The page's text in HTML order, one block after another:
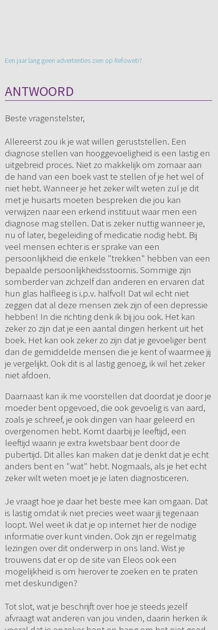
Een jaar lang geen advertenties zien op Refoweb?
ANTWOORD
Beste vragenstelster,
Allereerst zou ik je wat willen geruststellen. Een
diagnose stellen van hooggevoeligheid is een lastig en
uitgebreid proces. Niet zo makkelijk om zomaar aan
de hand van een boek vast te stellen of je het wel of
niet hebt. Wanneer je het zeker wilt weten zul je dit
met je huisarts moeten bespreken die jou kan
verwijzen naar een erkend instituut waar men een
diagnose mag stellen. Dat is zeker nuttig wanneer je,
nu of later, begeleiding of medicatie nodig hebt. Bij
veel mensen echter is er sprake van een
persoonlijkheid die enkele "trekken" hebben van een
bepaalde persoonlijkheidsstoornis. Sommige zijn
somberder van zichzelf dan anderen en ervaren dat
hun glas halfleeg is i.p.v. halfvol! Dat wil echt niet
zeggen dat al deze mensen ziek zijn of een depressie
hebben! In die richting denk ik bij jou ook. Het kan
zeker zo zijn dat je een aantal dingen herkent uit het
boek. Het kan ook zeker zo zijn dat je gevoeliger bent
dan de gemiddelde mensen die je kent of waarmee jij
je vergelijkt. Ook dit is al lastig genoeg, ik wil het zeker
niet afdoen.
Daarnaast kan ik me voorstellen dat doordat je door je
moeder bent opgevoed, die ook gevoelig is van aard,
zoals je schreef, je ook dingen van haar geleerd en
overgenomen hebt. Komt daarbij je leeftijd, een
leeftijd waarin je extra kwetsbaar bent door de
pubertijd. Dit alles kan maken dat je denkt dat je echt
anders bent en "wat" hebt. Nogmaals, als je het echt
zeker wilt weten moet je je laten diagnosticeren.
Je vraagt hoe je daar het beste mee kan omgaan. Dat
is lastig omdat ik niet precies weet waar jij tegenaan
loopt. Wel weet ik dat je op internet hier de nodige
informatie over kunt vinden. Ook zijn er regelmatig
lezingen over dit onderwerp in ons land. Wist je
trouwens dat er op de site van Eleos ook een
mogelijkheid is om hierover te zoeken en te praten
met deskundigen?
Tot slot, wat je beschrijft over hoe je steeds jezelf
afvraagt wat anderen van jou vinden, daarin herken ik